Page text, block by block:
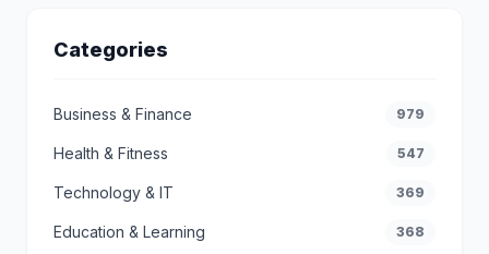
Categories
Business & Finance 979
Health & Fitness 547
Technology & IT 369
Education & Learning 368